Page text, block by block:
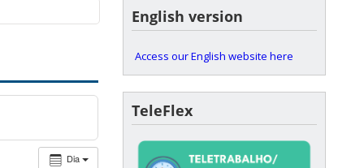
Dia
English version
Access our English website here
TeleFlex